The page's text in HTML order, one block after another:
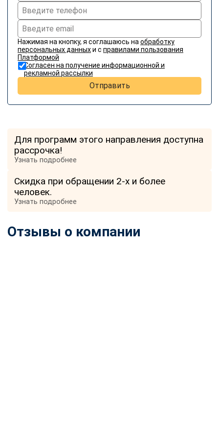
Нажимая на кнопку, я соглашаюсь на обработку
персональных данныхи с правилами пользования
Платформой
Согласен на получение информационной и
рекламной рассылки
Отправить
Для программ этого направления доступна
рассрочка!
Узнать подробнее
Скидка при обращении 2-х и более
человек.
Узнать подробнее
Отзывы о компании